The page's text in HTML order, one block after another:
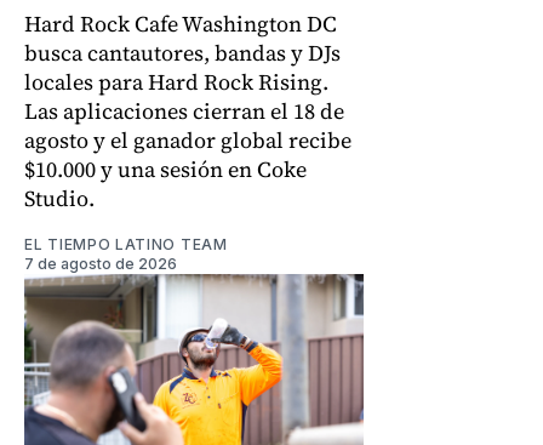
Hard Rock Cafe Washington DC
busca cantautores, bandas y DJs
locales para Hard Rock Rising.
Las aplicaciones cierran el 18 de
agosto y el ganador global recibe
$10.000 y una sesión en Coke
Studio.
EL TIEMPO LATINO TEAM
7 de agosto de 2026